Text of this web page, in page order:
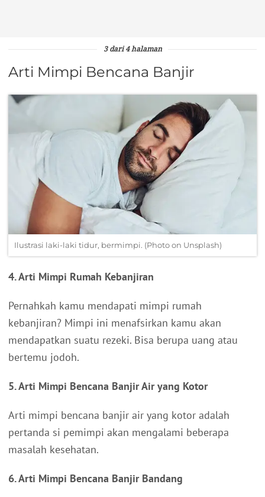
3 dari 4 halaman
Arti Mimpi Bencana Banjir
Ilustrasi laki-laki tidur, bermimpi. (Photo on Unsplash)
4. Arti Mimpi Rumah Kebanjiran
Pernahkah kamu mendapati mimpi rumah
kebanjiran? Mimpi ini menafsirkan kamu akan
mendapatkan suatu rezeki. Bisa berupa uang atau
bertemu jodoh.
5. Arti Mimpi Bencana Banjir Air yang Kotor
Arti mimpi bencana banjir air yang kotor adalah
pertanda si pemimpi akan mengalami beberapa
masalah kesehatan.
6. Arti Mimpi Bencana Banjir Bandang